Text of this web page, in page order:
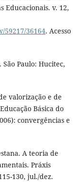
Educacionais. v. 12,
36164. Acesso
Paulo: Hucitec,
valorização e de
Básica do
convergências e
A teoria de
Práxis
130, jul./dez.